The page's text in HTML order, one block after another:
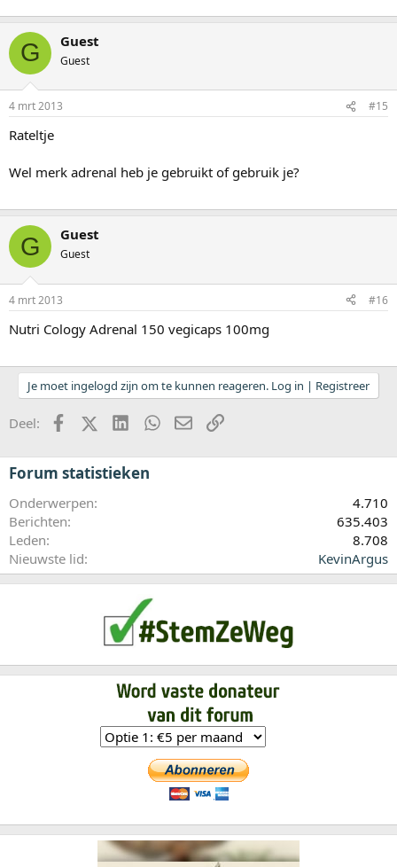
G Guest
Guest
4 mrt 2013 #15
Rateltje
Wel merk adrenal heb je gebruikt of gebruik je?
G Guest
Guest
4 mrt 2013 #16
Nutri Cology Adrenal 150 vegicaps 100mg
Je moet ingelogd zijn om te kunnen reageren. Log in | Registreer
Deel: FacebookX (Twitter)LinkedInWhatsApp
E-mailkoppeling
Forum statistieken
Onderwerpen
4.710
Berichten
635.403
Leden
8.708
Nieuwste lid
KevinArgus